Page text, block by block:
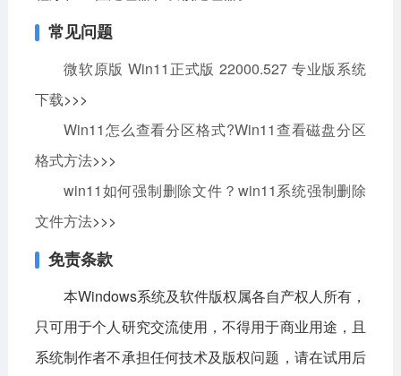
常见问题
微软原版 Win11正式版 22000.527 专业版系统
下载>>>
Win11怎么查看分区格式?Win11查看磁盘分区
格式方法>>>
win11如何强制删除文件？win11系统强制删除
文件方法>>>
免责条款
本Windows系统及软件版权属各自产权人所有，
只可用于个人研究交流使用，不得用于商业用途，且
系统制作者不承担任何技术及版权问题，请在试用后